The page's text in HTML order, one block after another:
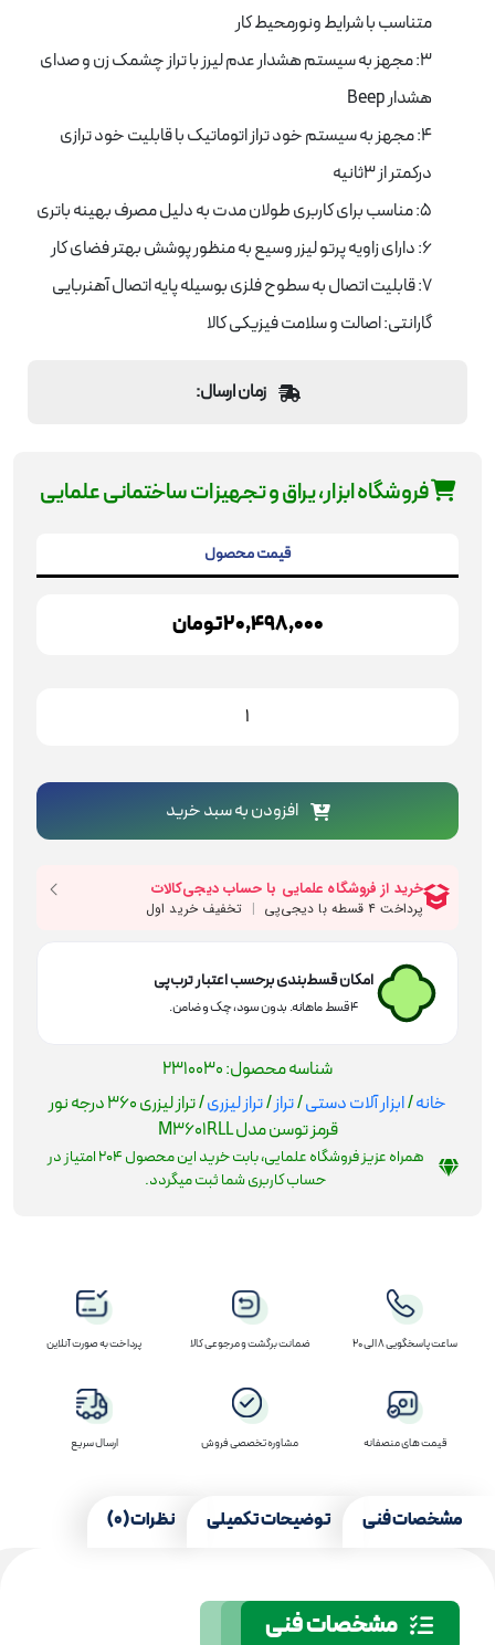
متناسب با شرایط ونورمحیط کار
3: مجهز به سیستم هشدار عدم لیرز با تراز چشمک زن و صدای
هشدار Beep
4: مجهز به سیستم خود تراز اتوماتیک با قابلیت خود ترازی
درکمتر از ۳ثانیه
5: مناسب برای کاربری طولان مدت به دلیل مصرف بهینه باتری
6: دارای زاویه پرتو لیزر وسیع به منظور پوشش بهتر فضای کار
7: قابلیت اتصال به سطوح فلزی بوسیله پایه اتصال آهنربایی
گارانتی: اصالت و سلامت فیزیکی کالا
زمان ارسال:
فروشگاه ابزار، یراق و تجهیزات ساختمانی علمایی
قیمت محصول
20,498,000تومان
نور
قرمز
توسن
M3601RLL
افزودن به سبد خرید
امکان قسط‌بندی برحسب اعتبار ترب‌پی
۴ قسط ماهانه. بدون سود، چک و ضامن.
شناسه محصول:2310030
خانه/ابزار آلات دستی/تراز/تراز لیزری
/ تراز لیزری 360 درجه نور
قرمز توسن مدل M3601RLL
همراه عزیز فروشگاه علمایی، بابت خرید این محصول204امتیاز در
حساب کاربری شما ثبت میگردد.
ساعت پاسخگویی 8 الی 20 ضمانت برگشت و مرجوعی کالا پرداخت به صورت آنلاین
قیمت های منصفانه مشاوره تخصصی فروش ارسال سریع
مشخصات فنی توضیحات تکمیلی نظرات (0)
مشخصات فنی